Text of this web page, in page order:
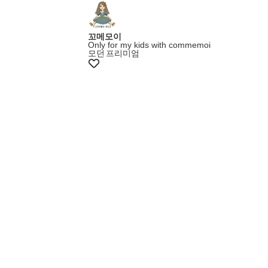
꼬메모이
Only for my kids with commemoi
모던 프리미엄